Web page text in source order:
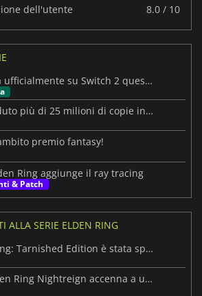
dell'utente 8.0 / 10
Elden Ring arriverà ufficialmente su Switch 2 quest'estate
Elden Ring ha venduto più di 25 milioni di copie in tutto il mondo
premio fantasy!
Ring aggiunge il ray tracing
& Patch
ALLA SERIE ELDEN RING
L'uscita di Elden Ring: Tarnished Edition è stata spostata al 2026
Il nuovo leak di Elden Ring Nightreign accenna a una modalità infinita classificata